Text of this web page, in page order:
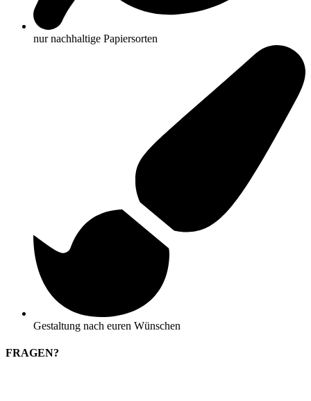
nur nachhaltige Papiersorten
Gestaltung nach euren Wünschen
FRAGEN?